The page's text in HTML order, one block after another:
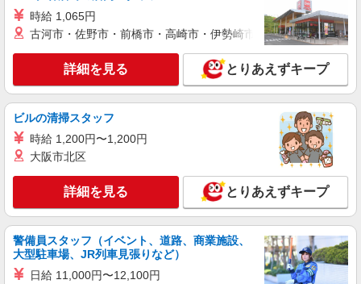
詳細を見る
派遣社員
株式会社kotrio /●HR-H-1854880
【面接なし】日払いでお給料即GETのデイサ
ービス＊戸坂駅
時給1450円〜1937円 ＜日払い有/週払い有/交
広島市東区戸坂など
キープ 詳細を見る
派遣社員
株式会社kotrio /●HR-H-1878348
＜デイサービス/矢賀駅＞面接なし！最短3日で
仕事スタート可◎
時給 1,065円
古河市・佐野市・前橋市・高崎市・伊勢崎市・太田市・館林市
詳細を見る とりあえずキープ
ビルの清掃スタッフ
時給 1,200円〜1,200円
大阪市北区
詳細を見る とりあえずキープ
警備員スタッフ（イベント、道路、商業施設、
大型駐車場、JR列車見張りなど）
日給 11,000円〜12,100円